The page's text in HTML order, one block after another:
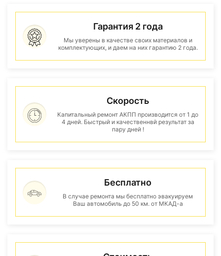
Гарантия 2 года
Мы уверены в качестве своих материалов и
комплектующих, и даем на них гарантию 2 года.
Скорость
Капитальный ремонт АКПП производится от 1 до
4 дней. Быстрый и качественнвй результат за
пару дней !
Бесплатно
В случае ремонта мы бесплатно эвакуируем
Ваш автомобиль до 50 км. от МКАД-а